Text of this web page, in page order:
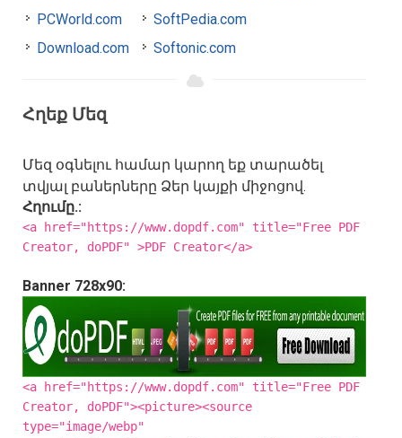
PCWorld.com
Download.com
SoftPedia.com
Softonic.com
Հղեք Մեզ
Մեզ օգնելու համար կարող եք տարածել
տվյալ բաներները Ձեր կայքի միջոցով.
Հղումը.:
<a href="https://www.dopdf.com" title="Free PDF
Creator, doPDF" >PDF Creator</a>
Banner 728x90:
<a href="https://www.dopdf.com" title="Free PDF
Creator, doPDF"><picture><source
type="image/webp"